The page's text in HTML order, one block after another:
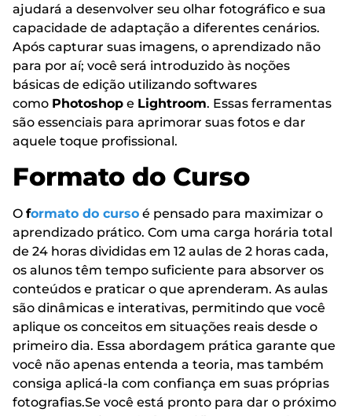
ajudará a desenvolver seu olhar fotográfico e sua
capacidade de adaptação a diferentes cenários.
Após capturar suas imagens, o aprendizado não
para por aí; você será introduzido às noções
básicas de edição utilizando softwares
como Photoshop e Lightroom. Essas ferramentas
são essenciais para aprimorar suas fotos e dar
aquele toque profissional.
Formato do Curso
O formato do curso é pensado para maximizar o
aprendizado prático. Com uma carga horária total
de 24 horas divididas em 12 aulas de 2 horas cada,
os alunos têm tempo suficiente para absorver os
conteúdos e praticar o que aprenderam. As aulas
são dinâmicas e interativas, permitindo que você
aplique os conceitos em situações reais desde o
primeiro dia. Essa abordagem prática garante que
você não apenas entenda a teoria, mas também
consiga aplicá-la com confiança em suas próprias
fotografias.Se você está pronto para dar o próximo